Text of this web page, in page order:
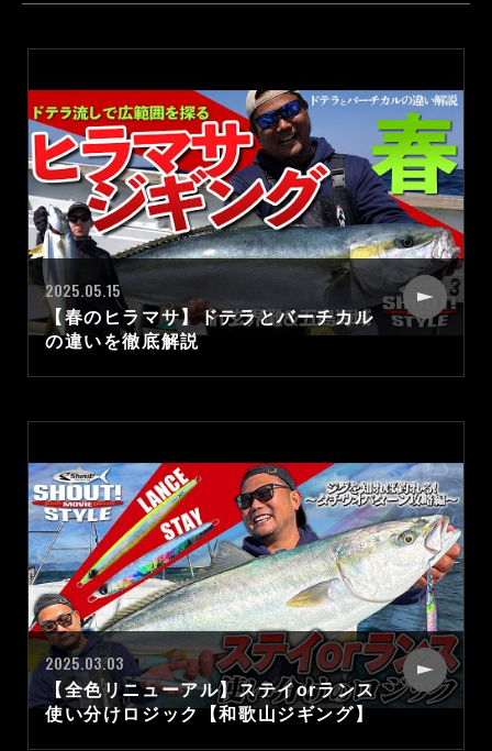
2025.05.15
【春のヒラマサ】ドテラとバーチカル
の違いを徹底解説
2025.03.03
【全色リニューアル】ステイorランス
使い分けロジック【和歌山ジギング】